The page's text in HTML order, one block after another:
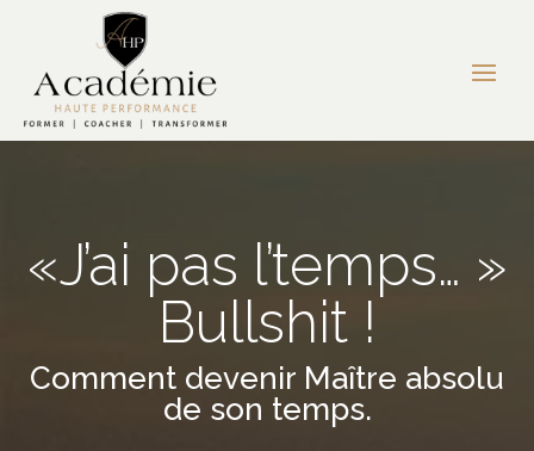
«J’ai pas l’temps… »
Bullshit !
Comment devenir Maître absolu
de son temps.